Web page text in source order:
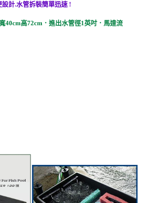
設計.水管拆裝簡單迅速 !
40cm高72cm．進出水管徑1英吋．馬達流